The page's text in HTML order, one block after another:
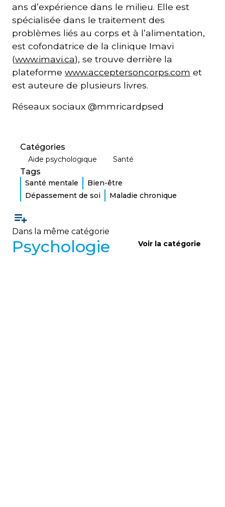
ans d’expérience dans le milieu. Elle est
spécialisée dans le traitement des
problèmes liés au corps et à l’alimentation,
est cofondatrice de la clinique Imavi
(www.imavi.ca), se trouve derrière la
plateforme www.acceptersoncorps.com et
est auteure de plusieurs livres.
Réseaux sociaux @mmricardpsed
Catégories
Aide psychologique Santé
Tags
Santé mentale
Bien-être
Dépassement de soi
Maladie chronique
Dans la même catégorie
Psychologie Voir la catégorie